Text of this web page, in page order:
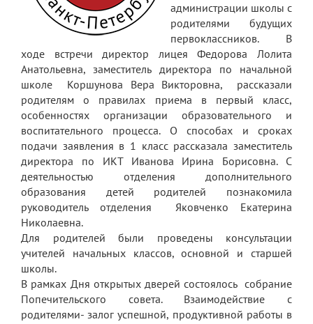
О лицее
Учительская
Контакты и местонахождение
Экскурсии по лицею
Материально-техническая база
Платные образовательные услуги
История лицея
Документы
Антимонопольный комплаенс
Уставные документы
Локальные акты
администрации школы с
родителями будущих
первоклассников. В
ходе встречи директор лицея Федорова Лолита
Анатольевна, заместитель директора по начальной
школе Коршунова Вера Викторовна, рассказали
родителям о правилах приема в первый класс,
особенностях организации образовательного и
воспитательного процесса. О способах и сроках
подачи заявления в 1 класс рассказала заместитель
директора по ИКТ Иванова Ирина Борисовна. С
деятельностью отделения дополнительного
образования детей родителей познакомила
руководитель отделения Яковченко Екатерина
Николаевна.
Для родителей были проведены консультации
учителей начальных классов, основной и старшей
школы.
В рамках Дня открытых дверей состоялось собрание
Попечительского совета. Взаимодействие с
родителями- залог успешной, продуктивной работы в